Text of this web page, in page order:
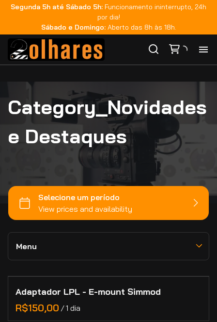
Segunda 5h até Sábado 5h: Funcionamento ininterrupto, 24h
por dia!
Sábado e Domingo: Aberto das 8h às 18h.
Category_Novidades
e Destaques
Menu
Home
Categorias
Bateria e Acessórios
Estabilizadores
Lentes
Marcas
Aputure
Teradek
Fujinon
Rokinon
GoPro
DJI
Sandisk
Metabones
Viltrox
Zhiyun
RED
Feelworld
Adaptador LPL - E-mount Simmod
/